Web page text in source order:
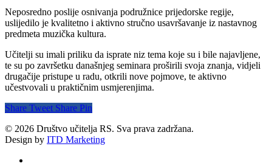
Neposredno poslije osnivanja podružnice prijedorske regije,
uslijedilo je kvalitetno i aktivno stručno usavršavanje iz nastavnog
predmeta muzička kultura.
Učitelji su imali priliku da isprate niz tema koje su i bile najavljene,
te su po završetku današnjeg seminara proširili svoja znanja, vidjeli
drugačije pristupe u radu, otkrili nove pojmove, te aktivno
učestvovali u praktičnim usmjerenjima.
Share Tweet Share Pin
© 2026 Društvo učitelja RS. Sva prava zadržana.
Design by ITD Marketing